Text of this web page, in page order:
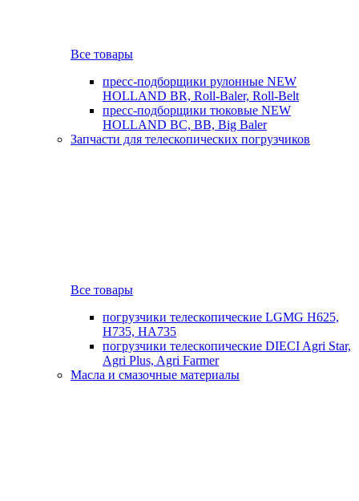
Все товары
пресс-подборщики рулонные NEW
HOLLAND BR, Roll-Baler, Roll-Belt
пресс-подборщики тюковые NEW
HOLLAND BC, BB, Big Baler
Запчасти для телескопических погрузчиков
Все товары
погрузчики телескопические LGMG H625,
H735, HA735
погрузчики телескопические DIECI Agri Star,
Agri Plus, Agri Farmer
Масла и смазочные материалы